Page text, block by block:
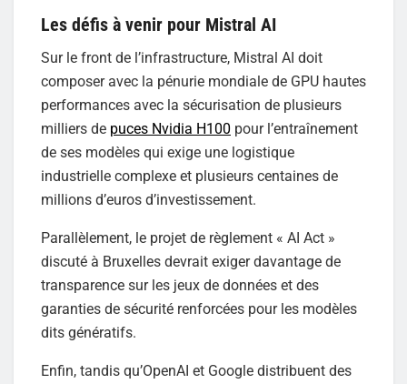
Les défis à venir pour Mistral AI
Sur le front de l’infrastructure, Mistral AI doit
composer avec la pénurie mondiale de GPU hautes
performances avec la sécurisation de plusieurs
milliers de puces Nvidia H100 pour l’entraînement
de ses modèles qui exige une logistique
industrielle complexe et plusieurs centaines de
millions d’euros d’investissement.
Parallèlement, le projet de règlement « AI Act »
discuté à Bruxelles devrait exiger davantage de
transparence sur les jeux de données et des
garanties de sécurité renforcées pour les modèles
dits génératifs.
Enfin, tandis qu’OpenAI et Google distribuent des